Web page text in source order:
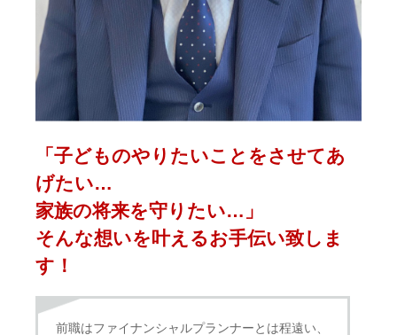
「⼦どものやりたいことをさせてあ
げたい…
家族の将来を守りたい…」
そんな想いを叶えるお⼿伝い致しま
す！
前職はファイナンシャルプランナーとは程遠い、